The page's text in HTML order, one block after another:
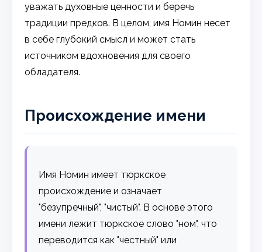
уважать духовные ценности и беречь
традиции предков. В целом, имя Номин несет
в себе глубокий смысл и может стать
источником вдохновения для своего
обладателя.
Происхождение имени
Имя Номин имеет тюркское
происхождение и означает
"безупречный", "чистый". В основе этого
имени лежит тюркское слово "ном", что
переводится как "честный" или